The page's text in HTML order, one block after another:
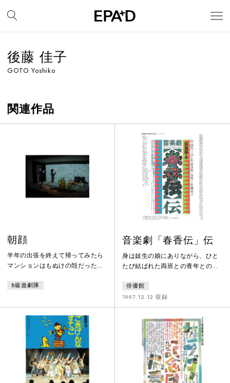
後藤 佳子
GOTO Yoshiko
関連作品
朝顔
半年の出張を終えて帰ってみたら
マンションはもぬけの殻だった。
詮は携帯電話だ。この部屋で俺と
ただけだったんだ。ガランとした
リビングにはテーブルと椅子だ
け。朝顔のツルがビッシリと巻き
付いている。壁にも天井にも朝顔
が密生している。まるで何年も空
き室になっていたみたい
に・・・。
B級遊劇隊
音楽劇「春香伝」伝
身は妓生の娘にありながら、ひと
たび結ばれた両班との青年との愛
再び逢える日を待つ春香。死をも
恐れぬ春香の「愛」をとおして見
えてくるものは、何か。日本植民
地時代、朝鮮のとある町の芝居小
屋で「春香伝」が演じられ
る・・・。
俳優館
1997.12.12 収録